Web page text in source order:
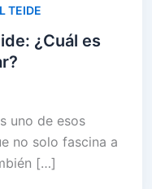
TEIDE
¿Cuál es
uno de esos
no solo fascina a
[…]